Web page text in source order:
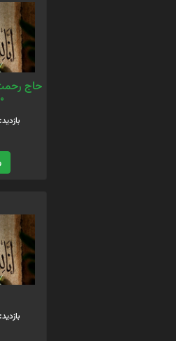
حاج
بازدید: 334 - کد
بازدید: 304 - کد